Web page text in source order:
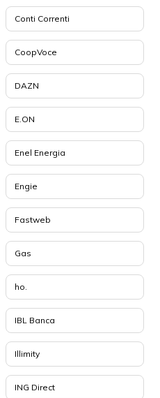
Conti Correnti
CoopVoce
DAZN
E.ON
Enel Energia
Engie
Fastweb
Gas
ho.
IBL Banca
Illimity
ING Direct